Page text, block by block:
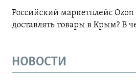
Российский маркетплейс Ozon
доставлять товары в Крым? В
НОВОСТИ